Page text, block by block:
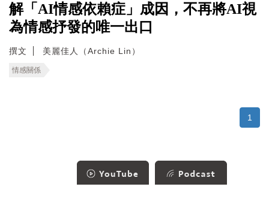
解「AI情感依賴症」成因，不再將AI視
為情感抒發的唯一出口
撰文 美麗佳人（Archie Lin）
情感關係
1